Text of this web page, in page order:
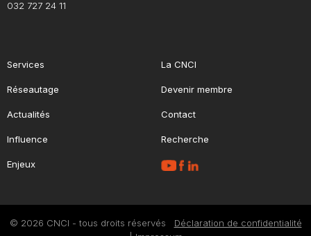
032 727 24 11
Services
Réseautage
Actualités
Influence
Enjeux
La CNCI
Devenir membre
Contact
Recherche
© 2026 CNCI - tous droits réservés Déclaration de confidentialité